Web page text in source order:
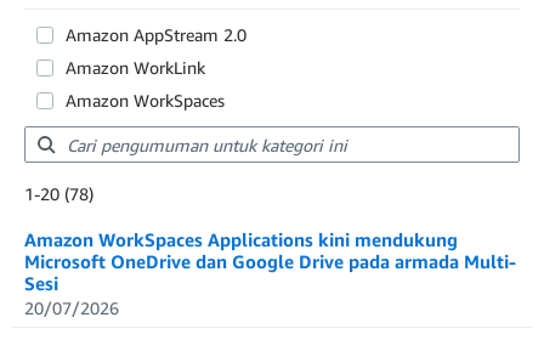
Amazon AppStream 2.0
Amazon WorkLink
Amazon WorkSpaces
1-20 (78)
Showing results: 1-20
Amazon WorkSpaces Applications kini mendukung
Microsoft OneDrive dan Google Drive pada armada Multi-
Sesi
20/07/2026